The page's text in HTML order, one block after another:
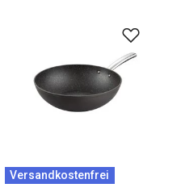
Versandkostenfrei